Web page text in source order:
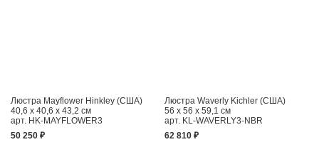
Люстра Mayflower Hinkley (США)
40,6 x 40,6 x 43,2 см
арт. HK-MAYFLOWER3
50 250 ₽
Люстра Waverly Kichler (США)
56 x 56 x 59,1 см
арт. KL-WAVERLY3-NBR
62 810 ₽